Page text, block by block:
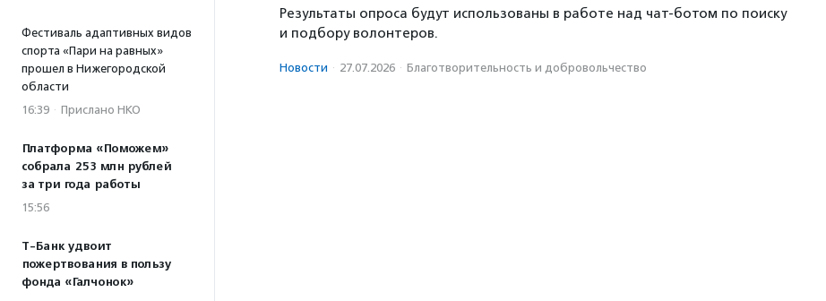
Фестиваль адаптивных видов
спорта «Пари на равных»
прошел в Нижегородской
области
16:39 · Прислано НКО
Платформа «Поможем»
собрала 253 млн рублей
за три года работы
15:56
Т-Банк удвоит
пожертвования в пользу
фонда «Галчонок»
Результаты опроса будут использованы в работе над чат-ботом по поиску
и подбору волонтеров.
Новости · 27.07.2026 · Благотвори­тель­ность и доброволь­чест­во